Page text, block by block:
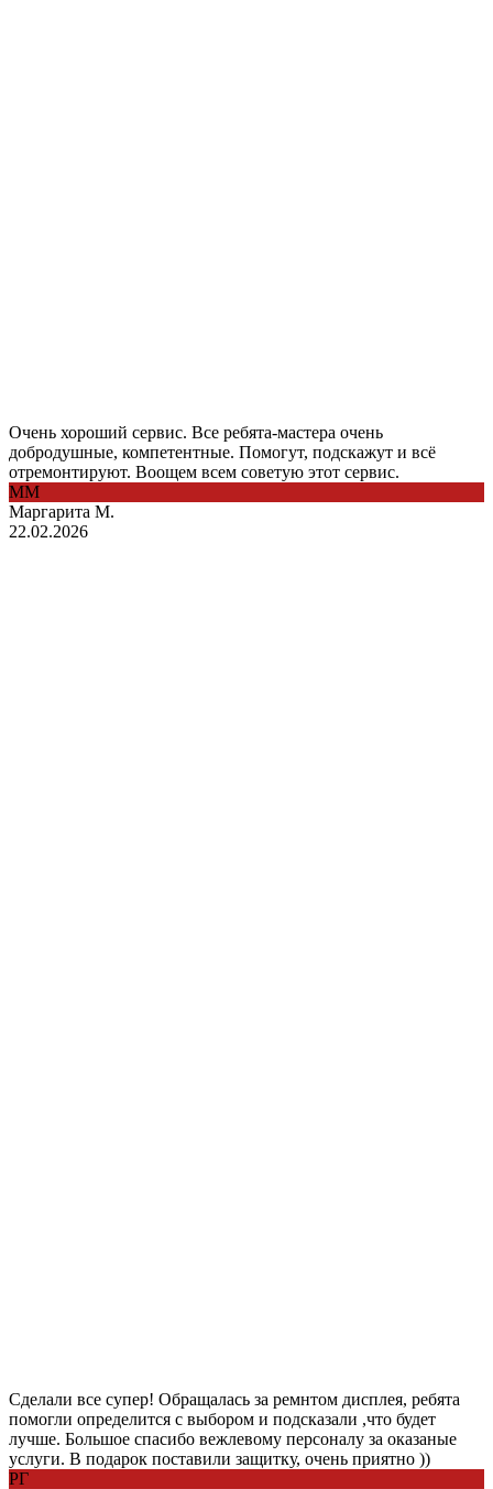
Очень хороший сервис. Все ребята-мастера очень
добродушные, компетентные. Помогут, подскажут и всё
отремонтируют. Воощем всем советую этот сервис.
ММ
Маргарита М.
22.02.2026
Сделали все супер! Обращалась за ремнтом дисплея, ребята
помогли определится с выбором и подсказали ,что будет
лучше. Большое спасибо вежлевому персоналу за оказаные
услуги. В подарок поставили защитку, очень приятно ))
РГ